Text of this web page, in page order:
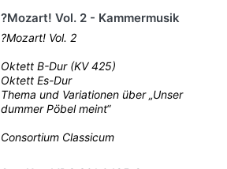
?Mozart! Vol. 2 - Kammermusik
?Mozart! Vol. 2
Oktett B-Dur (KV 425)
Oktett Es-Dur
Thema und Variationen über „Unser
dummer Pöbel meint“
Consortium Classicum